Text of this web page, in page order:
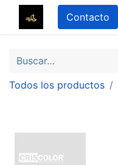
Contacto
Todos los productos